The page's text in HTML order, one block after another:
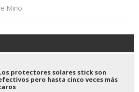
Miño
protectores solares stick son
pero hasta cinco veces más